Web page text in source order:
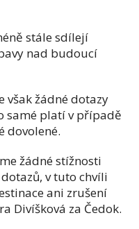
stále sdílejí
nad budoucí
však žádné dotazy
samé platí v případě
dovolené.
žádné stížnosti
v tuto chvíli
ani zrušení
Divíšková za Čedok.